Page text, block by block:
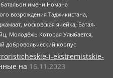
имени Номана
возрождения Таджикистана,
московская ячейка, Батал-
Молодёжь Которая Улыбается,
добровольческий корпус
i-ekstremistskie-
на 16.11.2023